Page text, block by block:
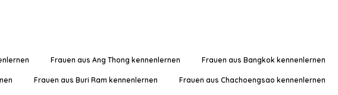
Frauen aus Ang Thong kennenlernen Frauen aus Bangkok kennenlernen
Frauen aus Buri Ram kennenlernen Frauen aus Chachoengsao kennenlernen